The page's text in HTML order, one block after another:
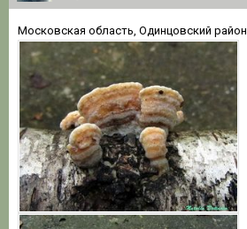
Московская область, Одинцовский район.